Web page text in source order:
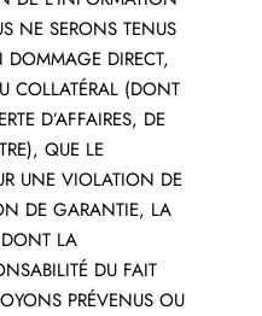
NE SERONS TENUS
DOMMAGE DIRECT,
COLLATÉRAL (DONT
D’AFFAIRES, DE
QUE LE
UNE VIOLATION DE
DE GARANTIE, LA
LA
DU FAIT
PRÉVENUS OU